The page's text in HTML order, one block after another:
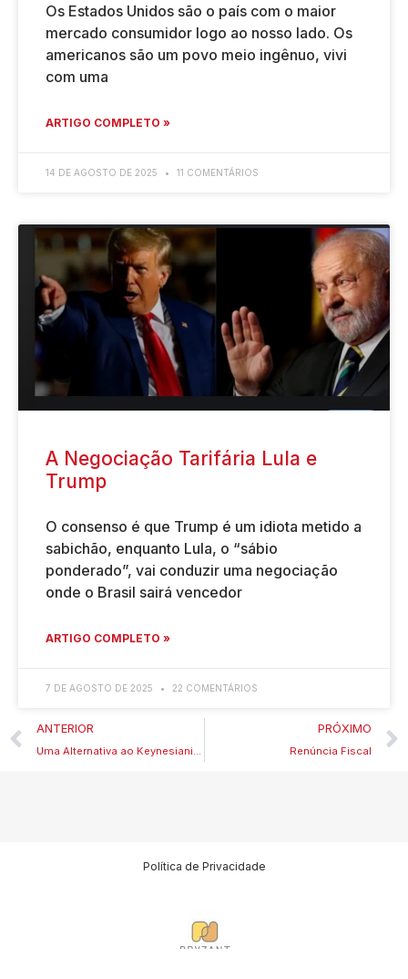
Os Estados Unidos são o país com o maior
mercado consumidor logo ao nosso lado. Os
americanos são um povo meio ingênuo, vivi
com uma
ARTIGO COMPLETO »
14 DE AGOSTO DE 2025 11 COMENTÁRIOS
A Negociação Tarifária Lula e
Trump
O consenso é que Trump é um idiota metido a
sabichão, enquanto Lula, o “sábio
ponderado”, vai conduzir uma negociação
onde o Brasil sairá vencedor
ARTIGO COMPLETO »
7 DE AGOSTO DE 2025 22 COMENTÁRIOS
ANTERIOR PRÓXIMO
Renúncia Fiscal
Política de Privacidade